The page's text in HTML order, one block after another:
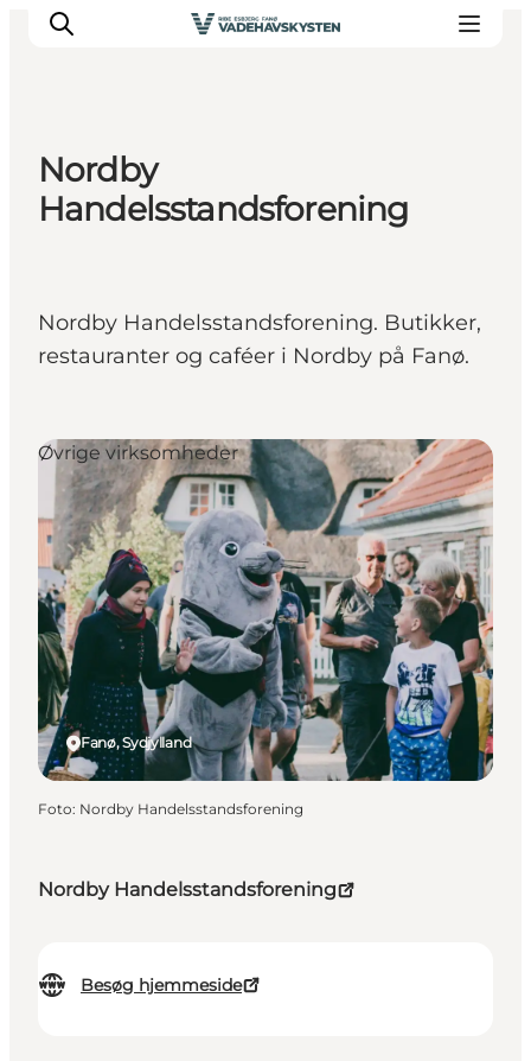
Oplev Ribe
Oplev Vadehavet
Det Sker
Nordby
Handelsstandsforening
Nordby Handelsstandsforening. Butikker,
restauranter og caféer i Nordby på Fanø.
Nordby Handelsstandsforening
Besøg hjemmeside
Fanø, Sydjylland
Øvrige virksomheder
Foto: Nordby Handelsstandsforening